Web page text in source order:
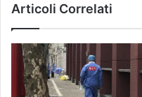
Articoli Correlati